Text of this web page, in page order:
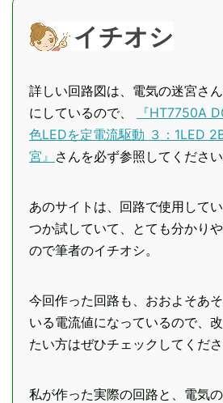
イチオシ
詳しい回路図は、電気の迷宮さ
にしているので、
『HT7750A
色LEDを定電流駆動 ３：1LED
宮』 さんを必ず参照してください
あのサイトは、回路で使用して
つか試していて、とても分かり
ので筆者のイチオシ。
今回作った回路も、おおよそあ
いる電流値になっているので、
たい方はぜひチェックしてくださ
私が作った実際の回路と、電気